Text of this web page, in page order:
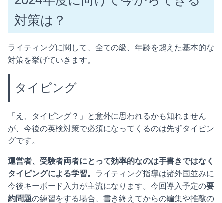
対策は？
ライティングに関して、全ての級、年齢を超えた基本的な
対策を挙げていきます。
タイピング
「え、タイピング？」と意外に思われるかも知れません
が、今後の英検対策で必須になってくるのは先ずタイピン
グです。
運営者、受験者両者にとって効率的なのは手書きではなく
タイピングによる学習。 ライティング指導は諸外国並みに
今後キーボード入力が主流になります。今回導入予定の要
約問題の練習をする場合、書き終えてからの編集や推敲の